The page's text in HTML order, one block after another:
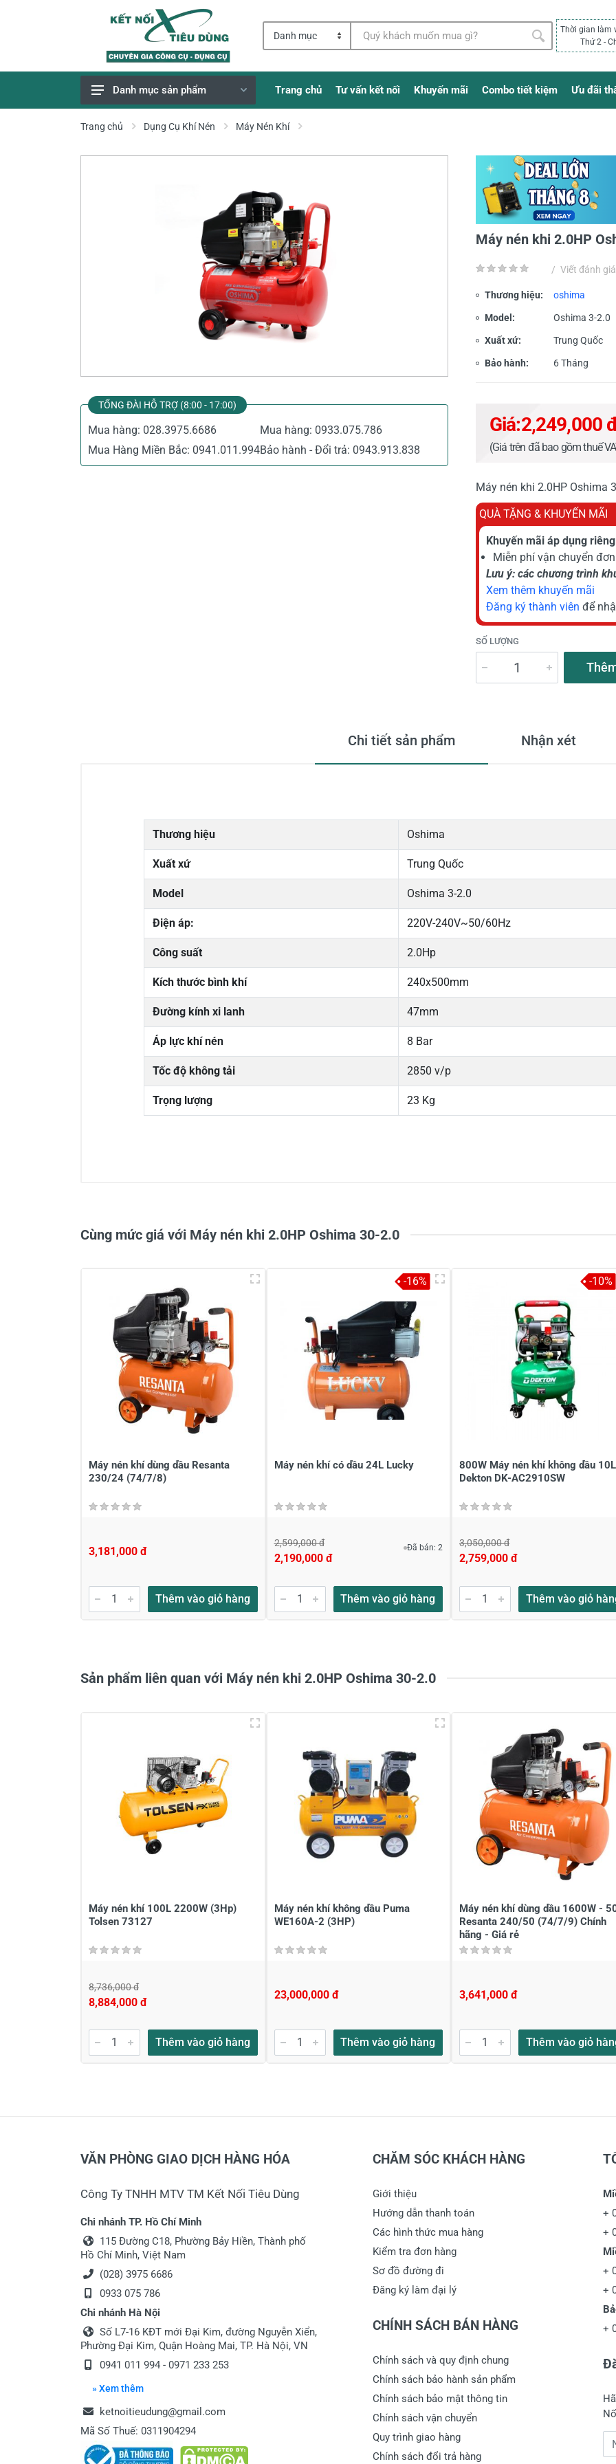
Thời gian làm
Thứ 2 -
Giao Hàng Miễn Phí
Danh mục sản phẩm Trang chủ Tư vấn kết nối Khuyến mãi Combo tiết kiệm Ưu đãi
Trang chủ Dụng Cụ Khí Nén Máy Nén Khí
TỔNG ĐÀI HỖ TRỢ (8:00 - 17:00)
Mua hàng: 028.3975.6686 Mua hàng: 0933.075.786
Mua Hàng Miền Bắc: 0941.011.994Bảo hành - Đổi trả: 0943.913.838
Máy nén khi 2.0HP
/ Viết đánh giá
Thương hiệu: oshima
Model: Oshima 3-2.0
Xuất xứ: Trung Quốc
Bảo hành: 6 Tháng
Giá:2,249,000
(Giá trên đã bao gồm thuế
Máy nén khi 2.0HP Oshima
QUÀ TẶNG & KHUYẾN MÃI
Khuyến mãi áp dụng
Miễn phí vận chuyển
Lưu ý: các chương trình
Xem thêm khuyến mãi
Đăng ký thành viên để
SỐ LƯỢNG
Chi tiết sản phẩm Nhận xét
Thương hiệu Oshima
Xuất xứ Trung Quốc
Model Oshima 3-2.0
Điện áp: 220V-240V~50/60Hz
Công suất 2.0Hp
Kích thước bình khí 240x500mm
Đường kính xi lanh 47mm
Áp lực khí nén 8 Bar
Tốc độ không tải 2850 v/p
Trọng lượng 23 Kg
Viết nhận xét về sản phẩm
Đánh giá sao Họ và tên* Tiêu đề của nhận xét*
Viết nhận xét của bạn vào bên dưới
Cùng mức giá với Máy nén khi 2.0HP Oshima 30-2.0
Máy nén khí dùng dầu Resanta
230/24 (74/7/8)
3,181,000 đ
Thêm vào giỏ hàng
Máy nén khí có dầu 24L Lucky
2,599,000 đ
2,190,000 đ
Đã bán: 2
Thêm vào giỏ hàng
-16%
800W Máy nén khí không dầu 10L
Dekton DK-AC2910SW
3,050,000 đ
2,759,000 đ
Thêm vào giỏ
-10%
Sản phẩm liên quan với Máy nén khi 2.0HP Oshima 30-2.0
Máy nén khí 100L 2200W (3Hp)
Tolsen 73127
8,736,000 đ
8,884,000 đ
Thêm vào giỏ hàng
Máy nén khí không dầu Puma
WE160A-2 (3HP)
23,000,000 đ
Thêm vào giỏ hàng
Máy nén khí dùng dầu 1600W -
Resanta 240/50 (74/7/9) Chính
hãng - Giá rẻ
3,641,000 đ
Thêm vào giỏ
VĂN PHÒNG GIAO DỊCH HÀNG HÓA
Công Ty TNHH MTV TM Kết Nối Tiêu Dùng
Chi nhánh TP. Hồ Chí Minh
115 Đường C18, Phường Bảy Hiền, Thành phố
Hồ Chí Minh, Việt Nam
(028) 3975 6686
0933 075 786
Chi nhánh Hà Nội
Số L7-16 KĐT mới Đại Kim, đường Nguyễn Xiển,
Phường Đại Kim, Quận Hoàng Mai, TP. Hà Nội, VN
0941 011 994 - 0971 233 253
» Xem thêm
ketnoitieudung@gmail.com
Mã Số Thuế: 0311904294
CHĂM SÓC KHÁCH HÀNG
Giới thiệu
Hướng dẫn thanh toán
Các hình thức mua hàng
Kiểm tra đơn hàng
Sơ đồ đường đi
Đăng ký làm đại lý
CHÍNH SÁCH BÁN HÀNG
Chính sách và quy định chung
Chính sách bảo hành sản phẩm
Chính sách bảo mật thông tin
Chính sách vận chuyển
Quy trình giao hàng
Chính sách đổi trả hàng
+
+
+
+
+